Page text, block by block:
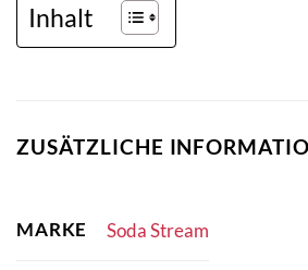
Inhalt
ZUSÄTZLICHE
MARKE Soda Stream